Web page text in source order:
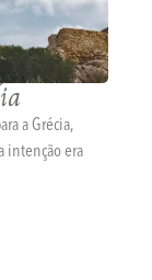
a Grécia,
intenção era